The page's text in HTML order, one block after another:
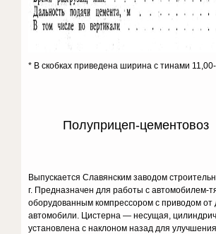
* В скобках приведена ширина с тинами
Полуприцеп-
Выпускается Славянским заводом
г. Предназначен для работы с автомобилем-
оборудованным компрессором с приводом от
автомобили. Цистерна — несущая,
установлена с наклоном назад для улучшения